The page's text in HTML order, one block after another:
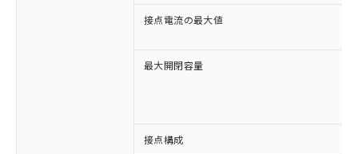
接点電流の最大値
最大開閉容量
接点構成